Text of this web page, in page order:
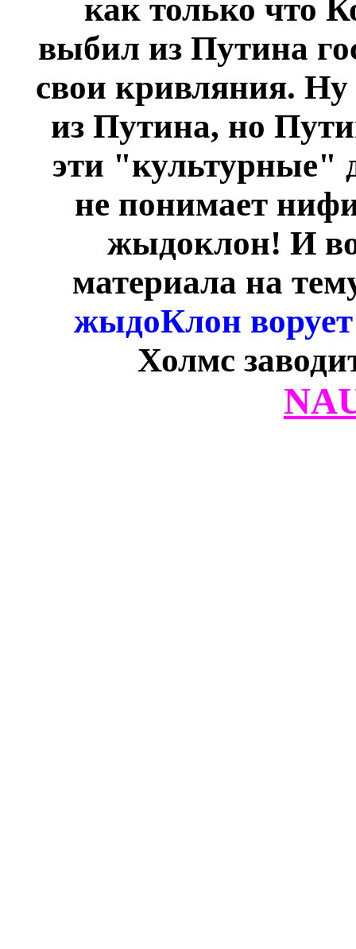
как только что
выбил из Путина
свои кривляния.
из Путина, но
эти "культурные"
не понимает
жыдоклон! И
материала на
жыдоКлон
Холмс